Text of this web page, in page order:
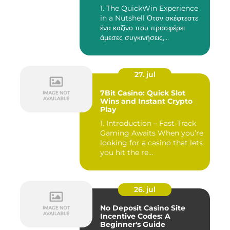
1. The QuickWin Experience
in a Nutshell Όταν σκέφτεστε
ένα καζίνο που προσφέρει
άμεσες συγκινήσεις,...
27. jul
7Bit Casino: Quick Slot
Wins and Instant Crypto
Play
1. Introduction – Fast‑Track
Gaming Awaits When you’re
looking for a casino that lets
you hit the re...
26. jul
No Deposit Casino Site
Incentive Codes: A
Beginner's Guide